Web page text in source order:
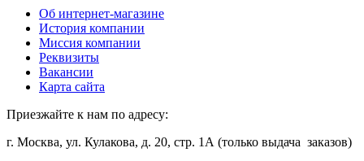
Об интернет-магазине
История компании
Миссия компании
Реквизиты
Вакансии
Карта сайта
Приезжайте к нам по адресу:
г. Москва, ул. Кулакова, д. 20, стр. 1А (только выдача заказов)